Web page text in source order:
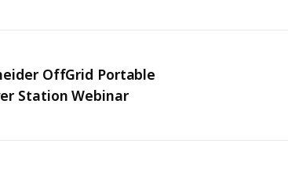
OffGrid Portable
Station Webinar